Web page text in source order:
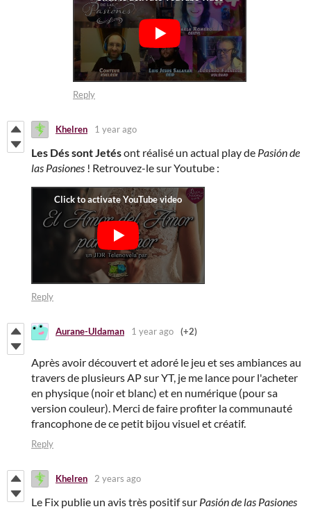
Reply
Khelren 1 year ago
Les Dés sont Jetésont réalisé un actual play de Pasión de
las Pasiones ! Retrouvez-le sur Youtube :
Reply
Aurane-Uldaman 1 year ago (+2)
Après avoir découvert et adoré le jeu et ses ambiances au
travers de plusieurs AP sur YT, je me lance pour l'acheter
en physique (noir et blanc) et en numérique (pour sa
version couleur). Merci de faire profiter la communauté
francophone de ce petit bijou visuel et créatif.
Reply
Khelren 2 years ago
Le Fix publie un avis très positif sur Pasión de las Pasiones